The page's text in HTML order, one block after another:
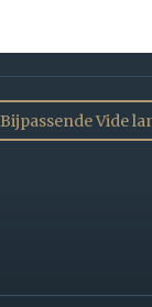
Bijpassende Vide